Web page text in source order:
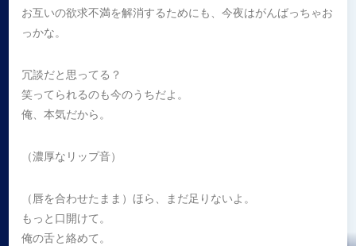
お互いの欲求不満を解消するためにも、今夜はがんばっちゃお
っかな。
冗談だと思ってる？
笑ってられるのも今のうちだよ。
俺、本気だから。
（濃厚なリップ音）
（唇を合わせたまま）ほら、まだ足りないよ。
もっと口開けて。
俺の舌と絡めて。